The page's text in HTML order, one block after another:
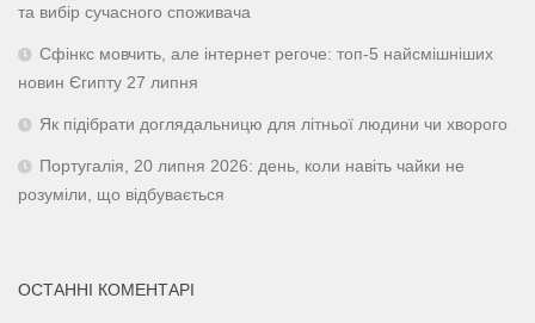
та вибір сучасного споживача
Сфінкс мовчить, але інтернет регоче: топ-5 найсмішніших
новин Єгипту 27 липня
Як підібрати доглядальницю для літньої людини чи хворого
Португалія, 20 липня 2026: день, коли навіть чайки не
розуміли, що відбувається
ОСТАННІ КОМЕНТАРІ